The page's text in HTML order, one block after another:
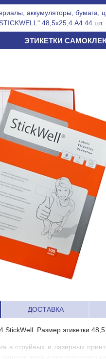
аккумуляторы,
48,5х25,4 А4 44 шт.
ЭТИКЕТКИ
ДОСТАВКА
Размер этикетки
в струйных и лазерных